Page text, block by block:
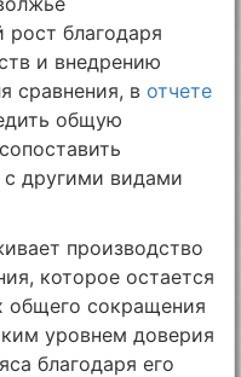
благодаря
и внедрению
сравнения, вотчете
общую
с другими видами
производство
которое остается
общего сокращения
уровнем доверия
благодаря его